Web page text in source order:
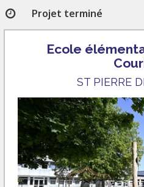
Projet terminé
Ecole
ST PIERRE